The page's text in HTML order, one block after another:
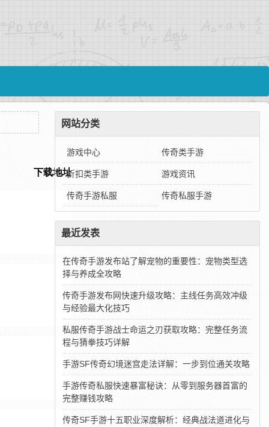
网站分类
游戏中心 传奇类手游
折扣类手游 游戏资讯
传奇手游私服 传奇私服手游
最近发表
在传奇手游发布站了解宠物的重要性：宠物类型选
择与养成全攻略
传奇手游发布网快速升级攻略：主线任务高效冲级
与经验最大化技巧
私服传奇手游战士命运之刃获取攻略：完整任务流
程与猜拳技巧详解
手游SF传奇幻境迷宫走法详解：一步到位通关攻略
手游传奇私服快速暴富秘诀：从零到服务器首富的
完整赚钱攻略
传奇SF手游十五职业深度解析：经典战法道进化与